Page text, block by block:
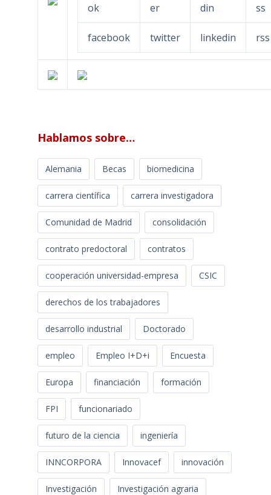
facebook twitter linkedin rss
Hablamos sobre…
Alemania Becas biomedicina
carrera científica carrera investigadora
Comunidad de Madrid consolidación
contrato predoctoral contratos
cooperación universidad-empresa CSIC
derechos de los trabajadores
desarrollo industrial Doctorado
empleo Empleo I+D+i Encuesta
Europa financiación formación
FPI funcionariado
futuro de la ciencia ingeniería
INNCORPORA Innovacef innovación
Investigación Investigación agraria